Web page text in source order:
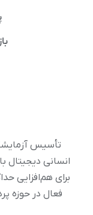
تأسیس
انسانی دیجیتال
برای هم‌افزایی
فعال در حوزه